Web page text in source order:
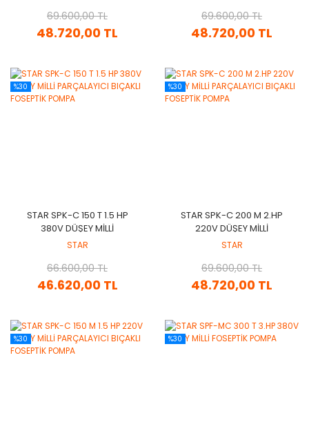
48.720,00 TL
69.600,00 TL
48.720,00 TL
69.600,00 TL
%30
STAR SPK-C 150 T 1.5 HP
380V DÜŞEY MİLLİ
PARÇALAYICI BIÇAKLI
STAR
46.620,00 TL
66.600,00 TL
%30
STAR SPK-C 200 M 2.HP
220V DÜŞEY MİLLİ
PARÇALAYICI BIÇAKLI
STAR
48.720,00 TL
69.600,00 TL
%30 %30